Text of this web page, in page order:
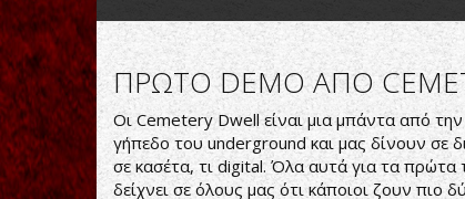
ΠΡΩΤΟ DEMO ΑΠΟ
Οι Cemetery Dwell είναι μια μπάντα από
γήπεδο του underground και μας δίνουν σε
σε κασέτα, τι digital. Όλα αυτά για τα πρώτα
δείχνει σε όλους μας ότι κάποιοι ζουν πιο